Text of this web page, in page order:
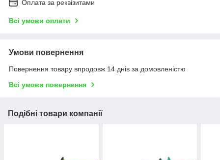
Оплата за реквізитами
Всі умови оплати
Умови повернення
Повернення товару впродовж 14 днів за домовленістю
Всі умови повернення
Подібні товари компанії